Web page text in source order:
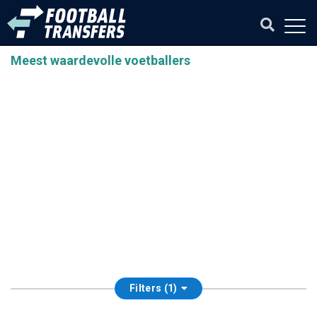
Meest waardevolle voetballers
Filters (1)